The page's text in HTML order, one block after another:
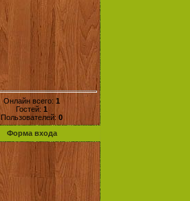
Онлайн всего: 1
Гостей: 1
Пользователей: 0
Форма входа